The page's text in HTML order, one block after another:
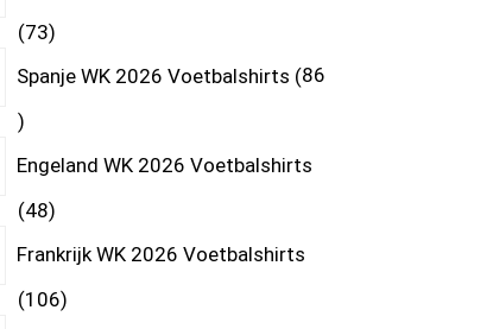
73
Spanje WK 2026 Voetbalshirts 86
Engeland WK 2026 Voetbalshirts
48
Frankrijk WK 2026 Voetbalshirts
106